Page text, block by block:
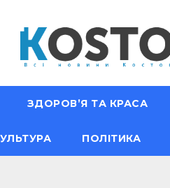
ЗДОРОВ’Я ТА КРАСА
ПОЛІТИКА